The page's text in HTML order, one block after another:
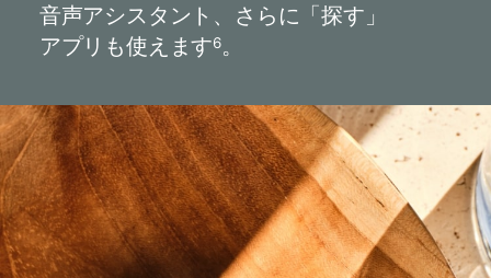
音声アシスタント、​​さらに​​「探す」​​
アプリも​​使えます6。